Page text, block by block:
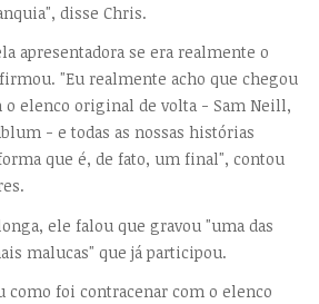
disse Chris.
apresentadora se era realmente o
"Eu realmente acho que chegou
o elenco original de volta - Sam Neill,
- e todas as nossas histórias
que é, de fato, um final", contou
ele falou que gravou "uma das
malucas" que já participou.
como foi contracenar com o elenco